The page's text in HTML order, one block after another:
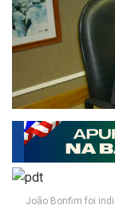
João Bonfim foi